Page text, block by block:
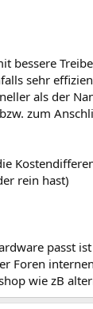
bessere
sehr
als der
zum
rein hast)
passt
Foren
wie zB